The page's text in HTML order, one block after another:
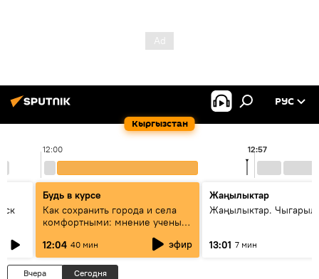
Кыргызстан
РУС
12:00 12:57
Будь в курсе
Как сохранить города и села
комфортными: мнение ученых
12:04 40 мин эфир
Жаңылыктар
Жаңылыктар.
13:01 7 мин
Вчера Сегодня